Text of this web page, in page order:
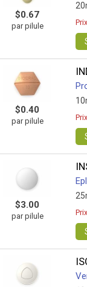
$0.67
par pilule
$0.40
par pilule
$3.00
par pilule